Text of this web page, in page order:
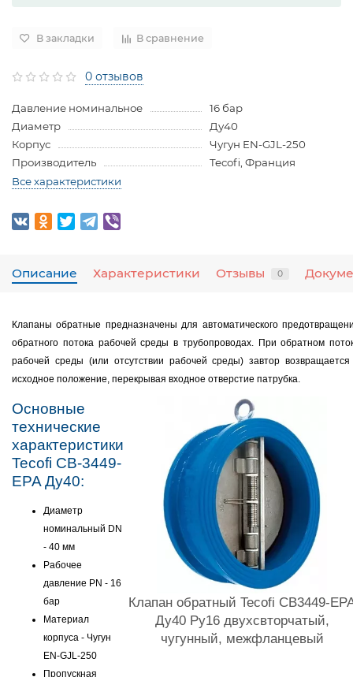
В закладки В сравнение
0 отзывов
Давление номинальное
16 бар
Диаметр
Ду40
Корпус
Чугун EN-GJL-250
Производитель
Tecofi, Франция
Все характеристики
Описание Характеристики Отзывы 0
Клапаны обратные предназначены для автоматического
обратного потока рабочей среды в трубопроводах. При обратном
рабочей среды (или отсутствии рабочей среды) завтор
исходное положение, перекрывая входное отверстие патрубка.
Основные
технические
характеристики
Tecofi CB-3449-
EPA Ду40:
Диаметр
номинальный DN
- 40 мм
Рабочее
давление PN - 16
бар
Материал
корпуса - Чугун
EN-GJL-250
Пропускная
Клапан обратный Tecofi CB3449-
Ду40 Ру16 двухсвторчатый,
чугунный, межфланцевый